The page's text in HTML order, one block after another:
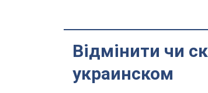
Відмінити чи
украинском